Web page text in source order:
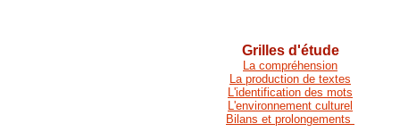
Grilles d'étude
La compréhension
La production de textes
L'identification des mots
L'environnement culturel
Bilans et prolongements